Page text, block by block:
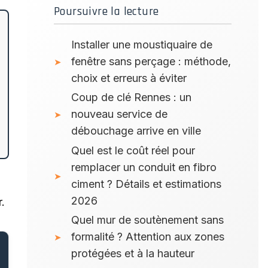
Poursuivre la lecture
Installer une moustiquaire de
fenêtre sans perçage : méthode,
choix et erreurs à éviter
Coup de clé Rennes : un
nouveau service de
débouchage arrive en ville
Quel est le coût réel pour
remplacer un conduit en fibro
ciment ? Détails et estimations
2026
Quel mur de soutènement sans
formalité ? Attention aux zones
protégées et à la hauteur